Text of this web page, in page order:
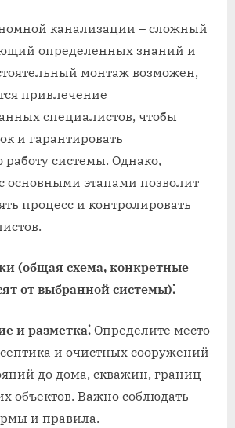
канализации – сложный
определенных знаний и
монтаж возможен‚
привлечение
специалистов‚ чтобы
и гарантировать
системы. Однако‚
основными этапами позволит
процесс и контролировать
(общая схема‚ конкретные
от выбранной системы)⁚
и разметка⁚ Определите место
и очистных сооружений
до дома‚ скважин‚ границ
объектов. Важно соблюдать
и правила.